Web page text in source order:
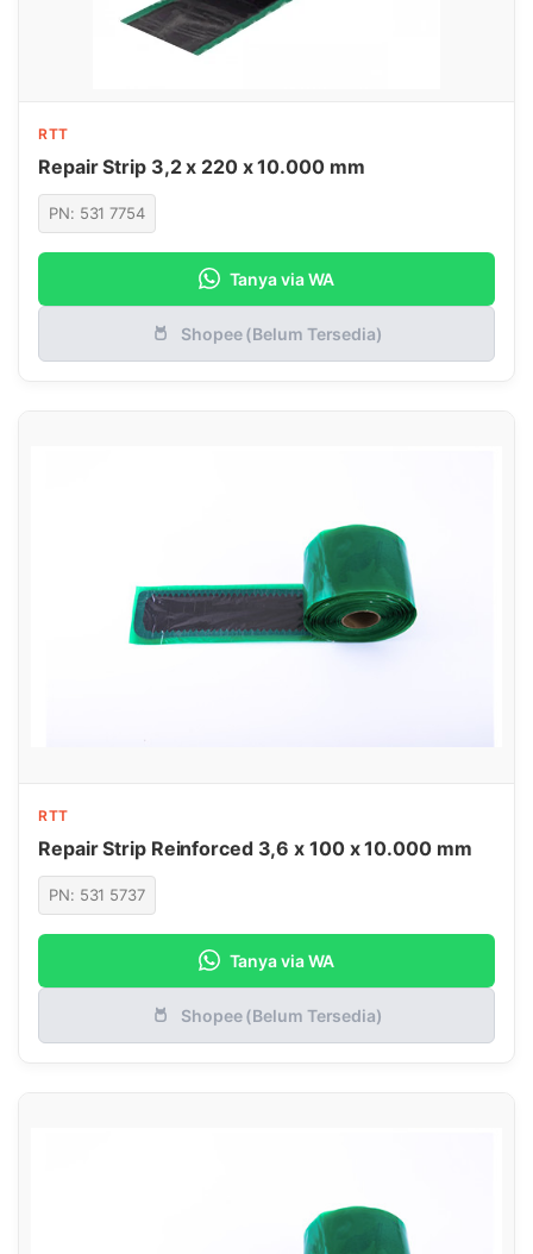
RTT
Repair Strip 3,2 x 220 x 10.000 mm
PN: 531 7754
Tanya via WA
Shopee (Belum Tersedia)
RTT
Repair Strip Reinforced 3,6 x 100 x 10.000 mm
PN: 531 5737
Tanya via WA
Shopee (Belum Tersedia)